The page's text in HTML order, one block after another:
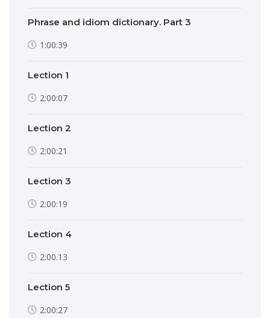
Phrase and idiom dictionary. Part 3
1:00:39
Lection 1
2:00:07
Lection 2
2:00:21
Lection 3
2:00:19
Lection 4
2:00.13
Lection 5
2:00:27